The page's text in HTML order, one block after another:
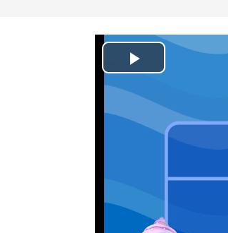
Play
Video